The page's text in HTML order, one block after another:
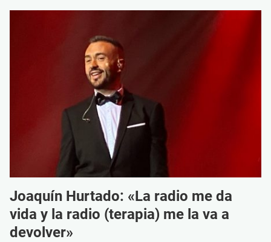
Joaquín Hurtado: «La radio me da
vida y la radio (terapia) me la va a
devolver»